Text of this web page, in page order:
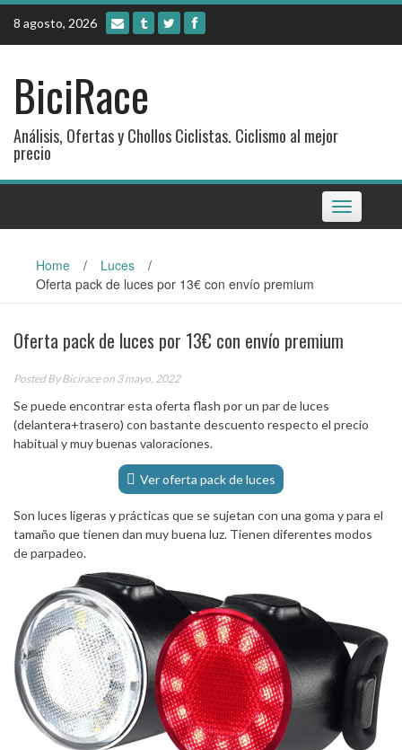
Skip
content
8 agosto, 2026
BiciRace
Análisis, Ofertas y Chollos Ciclistas. Ciclismo al mejor
precio
Toggle
navigation
Home / Luces
/
Oferta pack de luces por 13€ con envío premium
Oferta pack de luces por 13€ con envío premium
Posted ByBiciraceon 3 mayo, 2022
Se puede encontrar esta oferta flash por un par de luces
(delantera+trasero) con bastante descuento respecto el precio
habitual y muy buenas valoraciones.
Ver oferta pack de luces
Son luces ligeras y prácticas que se sujetan con una goma y para el
tamaño que tienen dan muy buena luz. Tienen diferentes modos
de parpadeo.